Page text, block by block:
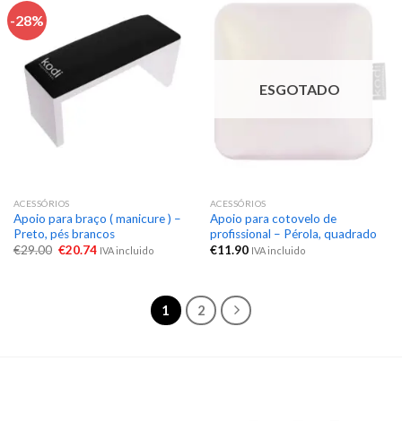
-28%
ACESSÓRIOS
Apoio para braço ( manicure ) –
Preto, pés brancos
€29.00 €20.74 IVA incluido
ESGOTADO
ACESSÓRIOS
Apoio para cotovelo de
profissional – Pérola, quadrado
€11.90 IVA incluido
1 2